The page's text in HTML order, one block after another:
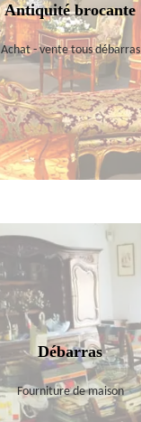
Antiquité brocante
Achat - vente tous débarras
Débarras
Fourniture de maison